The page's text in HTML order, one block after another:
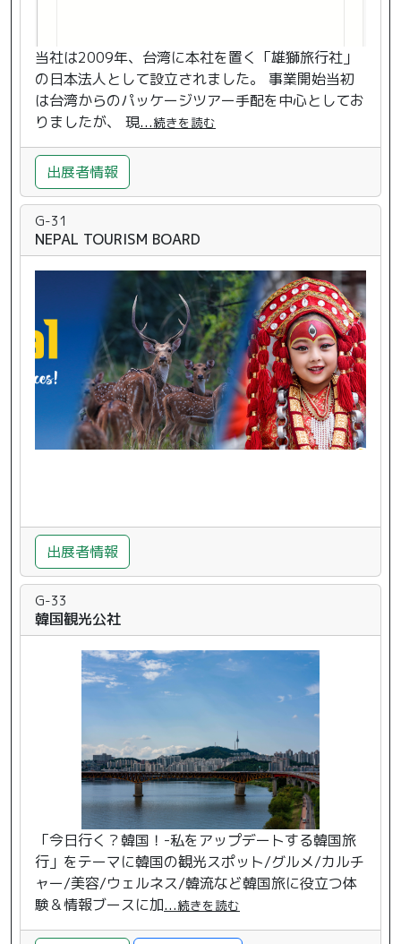
当社は2009年、台湾に本社を置く「雄獅旅行社」
の日本法人として設立されました。 事業開始当初
は台湾からのパッケージツアー手配を中心としてお
りましたが、 現...続きを読む
出展者情報
G-31
NEPAL TOURISM BOARD
出展者情報
G-33
韓国観光公社
「今日行く？韓国！-私をアップデートする韓国旅
行」をテーマに韓国の観光スポット/グルメ/カルチ
ャー/美容/ウェルネス/韓流など韓国旅に役立つ体
験＆情報ブースに加...続きを読む